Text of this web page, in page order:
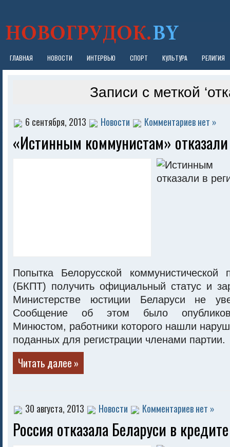
ГЛАВНАЯ НОВОСТИ ИНТЕРВЬЮ СПОРТ КУЛЬТУРА РЕЛИГИЯ
Записи с меткой
6 сентября, 2013 Новости Комментариев нет »
«Истинным коммунистам»
Попытка Белорусской коммунистической
(БКПТ) получить официальный статус и
Министерстве юстиции Беларуси не
Сообщение об этом было
Минюстом, работники которого нашли
поданных для регистрации членами партии.
Читать далее »
30 августа, 2013 Новости Комментариев нет »
Россия отказала Беларуси в кредите